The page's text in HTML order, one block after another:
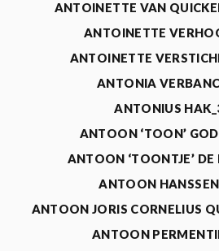
ANTOINETTE VAN
ANTOINETTE
ANTOINETTE
ANTONIA
ANTONIUS
ANTOON ‘TOON’
ANTOON ‘TOONTJE’ DE
ANTOON
ANTOON JORIS CORNELIUS
ANTOON